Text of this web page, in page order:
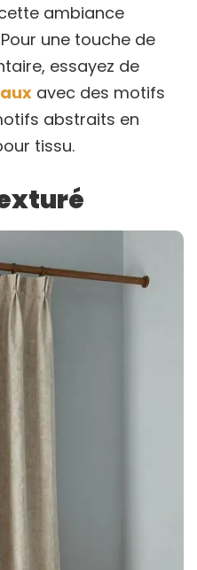
ambiance
une touche de
essayez de
avec des motifs
abstraits en
tissu.